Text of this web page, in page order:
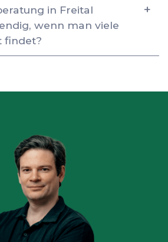
in Freital
wenn man viele
findet?